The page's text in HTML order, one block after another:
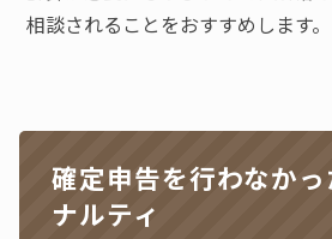
相談されることをおすすめします。
確定申告を行わなか
ナルティ